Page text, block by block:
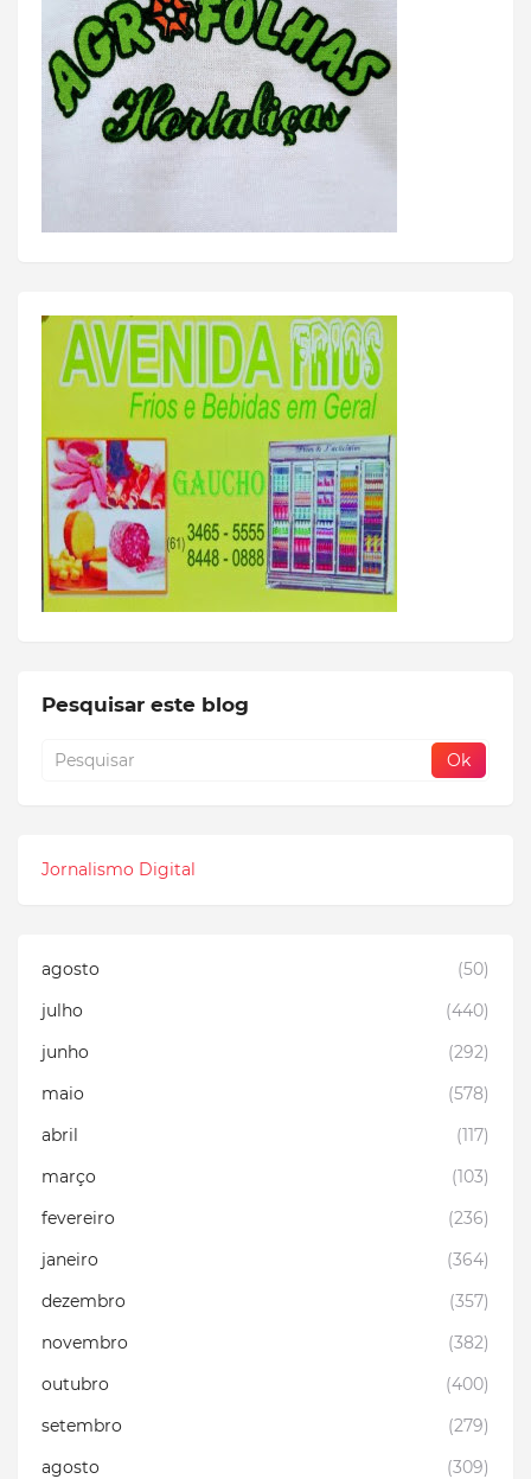
Pesquisar este blog
Jornalismo Digital
agosto
(50)
julho
(440)
junho
(292)
maio
(578)
abril
(117)
março
(103)
fevereiro
(236)
janeiro
(364)
dezembro
(357)
novembro
(382)
outubro
(400)
setembro
(279)
agosto
(309)